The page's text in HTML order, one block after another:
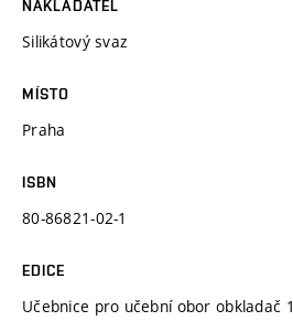
NAKLADATEL
Silikátový svaz
MÍSTO
Praha
ISBN
80-86821-02-1
EDICE
Učebnice pro učební obor obkladač 1